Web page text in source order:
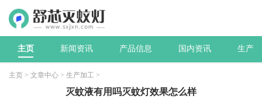
主页 新闻资讯 产品信息 国内资讯 生产
主页 > 文章中心 > 生产加工 >
灭蚊液有用吗灭蚊灯效果怎么样